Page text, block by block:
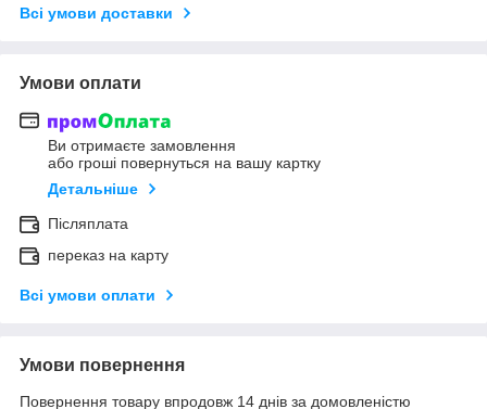
Всі умови доставки
Умови оплати
Ви отримаєте замовлення
або гроші повернуться на вашу картку
Детальніше
Післяплата
переказ на карту
Всі умови оплати
Умови повернення
Повернення товару впродовж 14 днів за домовленістю